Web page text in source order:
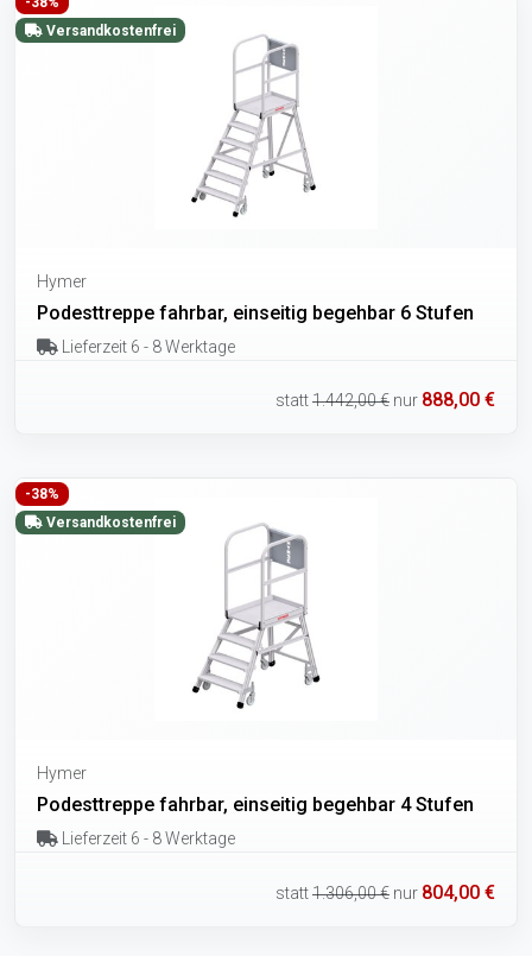
Versandkostenfrei
Hymer
Podesttreppe fahrbar, einseitig begehbar 6 Stufen
Lieferzeit 6 - 8 Werktage
statt1.442,00 € nur 888,00 €
-38%
Versandkostenfrei
Hymer
Podesttreppe fahrbar, einseitig begehbar 4 Stufen
Lieferzeit 6 - 8 Werktage
statt1.306,00 € nur 804,00 €